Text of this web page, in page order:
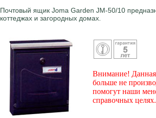
Почтовый ящик Joma Garden JM-50/10
коттеджах и загородных домах.
Внимание! Данная
больше не
помогут наши
справочных целях.